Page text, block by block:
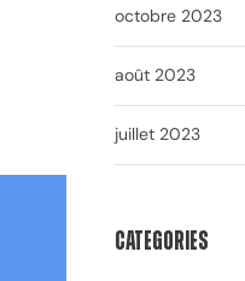
octobre 2023
août 2023
juillet 2023
Categories